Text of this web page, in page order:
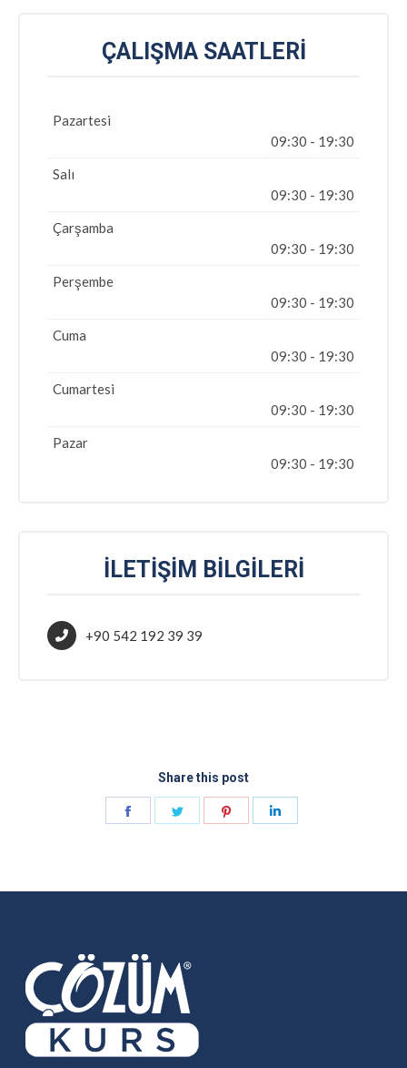
ÇALIŞMA SAATLERI
Pazartesi
09:30 - 19:30
Salı
09:30 - 19:30
Çarşamba
09:30 - 19:30
Perşembe
09:30 - 19:30
Cuma
09:30 - 19:30
Cumartesi
09:30 - 19:30
Pazar
09:30 - 19:30
İLETIŞIM BILGILERI
+90 542 192 39 39
Share this post